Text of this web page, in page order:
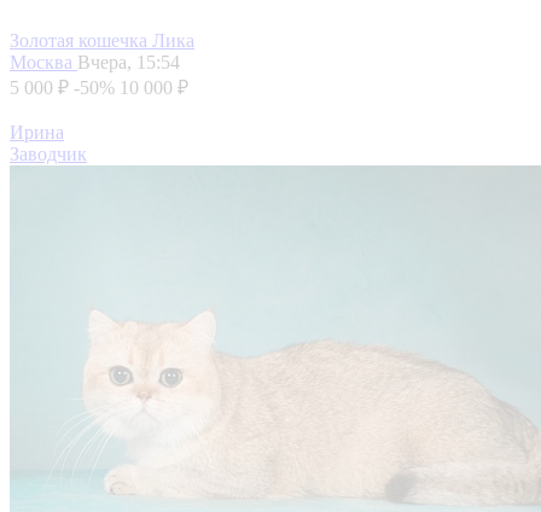
Золотая кошечка Лика
Москва Вчера, 15:54
5 000 ₽ -50% 10 000 ₽
Ирина
Заводчик